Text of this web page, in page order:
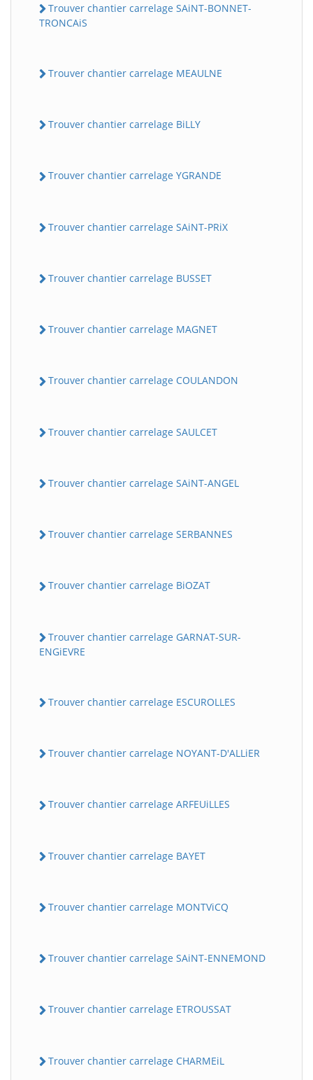
Trouver chantier carrelage SAiNT-BONNET-
TRONCAiS
Trouver chantier carrelage MEAULNE
Trouver chantier carrelage BiLLY
Trouver chantier carrelage YGRANDE
Trouver chantier carrelage SAiNT-PRiX
Trouver chantier carrelage BUSSET
Trouver chantier carrelage MAGNET
Trouver chantier carrelage COULANDON
Trouver chantier carrelage SAULCET
Trouver chantier carrelage SAiNT-ANGEL
Trouver chantier carrelage SERBANNES
Trouver chantier carrelage BiOZAT
Trouver chantier carrelage GARNAT-SUR-
ENGiEVRE
Trouver chantier carrelage ESCUROLLES
Trouver chantier carrelage NOYANT-D'ALLiER
Trouver chantier carrelage ARFEUiLLES
Trouver chantier carrelage BAYET
Trouver chantier carrelage MONTViCQ
Trouver chantier carrelage SAiNT-ENNEMOND
Trouver chantier carrelage ETROUSSAT
Trouver chantier carrelage CHARMEiL